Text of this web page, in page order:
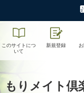
このサイトにつ
いて
新規登録
もりメイト倶